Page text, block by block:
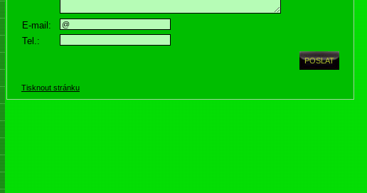
E-mail:
Tel.:
Tisknout stránku